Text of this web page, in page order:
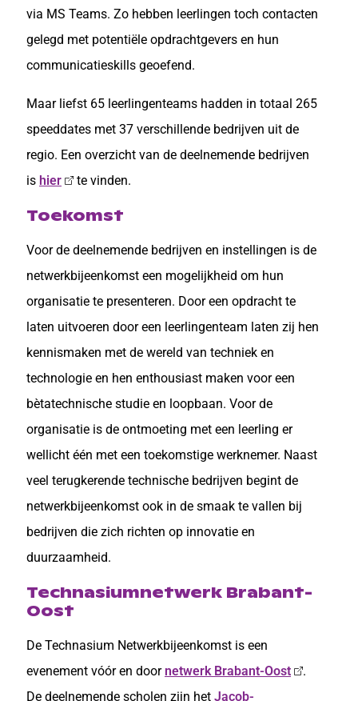
via MS Teams. Zo hebben leerlingen toch contacten
gelegd met potentiële opdrachtgevers en hun
communicatieskills geoefend.
Maar liefst 65 leerlingenteams hadden in totaal 265
speeddates met 37 verschillende bedrijven uit de
regio. Een overzicht van de deelnemende bedrijven
is hier te vinden.
Toekomst
Voor de deelnemende bedrijven en instellingen is de
netwerkbijeenkomst een mogelijkheid om hun
organisatie te presenteren. Door een opdracht te
laten uitvoeren door een leerlingenteam laten zij hen
kennismaken met de wereld van techniek en
technologie en hen enthousiast maken voor een
bètatechnische studie en loopbaan. Voor de
organisatie is de ontmoeting met een leerling er
wellicht één met een toekomstige werknemer. Naast
veel terugkerende technische bedrijven begint de
netwerkbijeenkomst ook in de smaak te vallen bij
bedrijven die zich richten op innovatie en
duurzaamheid.
Technasiumnetwerk Brabant-
Oost
De Technasium Netwerkbijeenkomst is een
evenement vóór en doornetwerk Brabant-Oost
.
De deelnemende scholen zijn het Jacob-